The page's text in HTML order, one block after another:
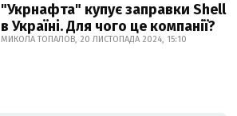
"Укрнафта" купує заправки Shell
в Україні. Для чого це компанії?
МИКОЛА ТОПАЛОВ, 20 ЛИСТОПАДА 2024, 15:10